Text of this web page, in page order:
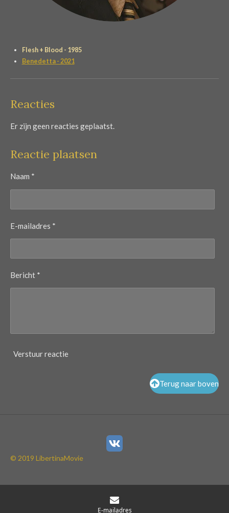
Flesh + Blood - 1985
Benedetta - 2021
Reacties
Er zijn geen reacties geplaatst.
Reactie plaatsen
Naam *
E-mailadres *
Bericht *
Verstuur reactie
Terug naar boven
© 2019 LibertinaMovie
E-mailadres